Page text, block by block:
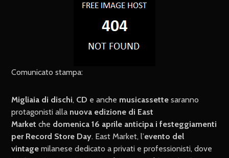
Comunicato stampa:
Migliaia di dischi, CD e anche musicassette saranno
protagonisti alla nuova edizione di East
Market che domenica 16 aprile anticipa i festeggiamenti
per Record Store Day. East Market, l’evento del
vintagemilanese dedicato a privati e professionisti, dove